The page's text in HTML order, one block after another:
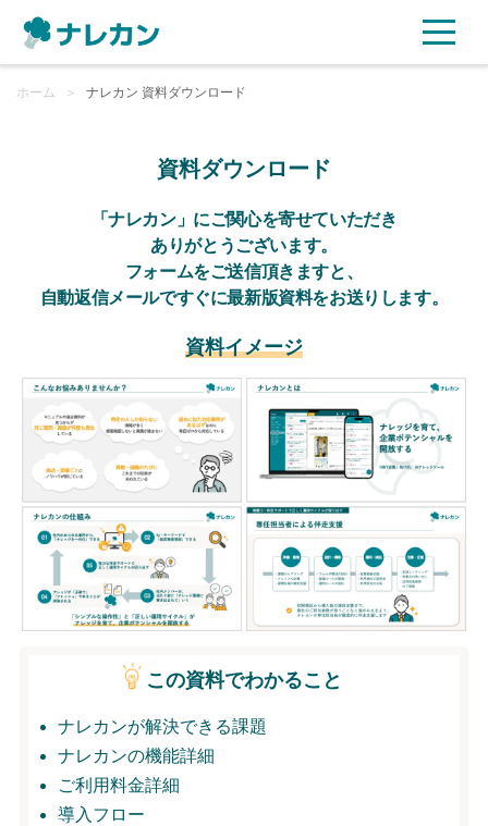
ご利用プラン
ご利用企業様の声
セキュリティ
よくある質問
資料ダウンロード
無料トライアル
ログイン
ホーム ＞ ナレカン 資料ダウンロード
資料ダウンロード
「ナレカン」にご関心を寄せていただき
ありがとうございます。
フォームをご送信頂きますと、
自動返信メールですぐに最新版資料をお送りします。
資料イメージ
この資料でわかること
ナレカンが解決できる課題
ナレカンの機能詳細
ご利用料金詳細
導入フロー